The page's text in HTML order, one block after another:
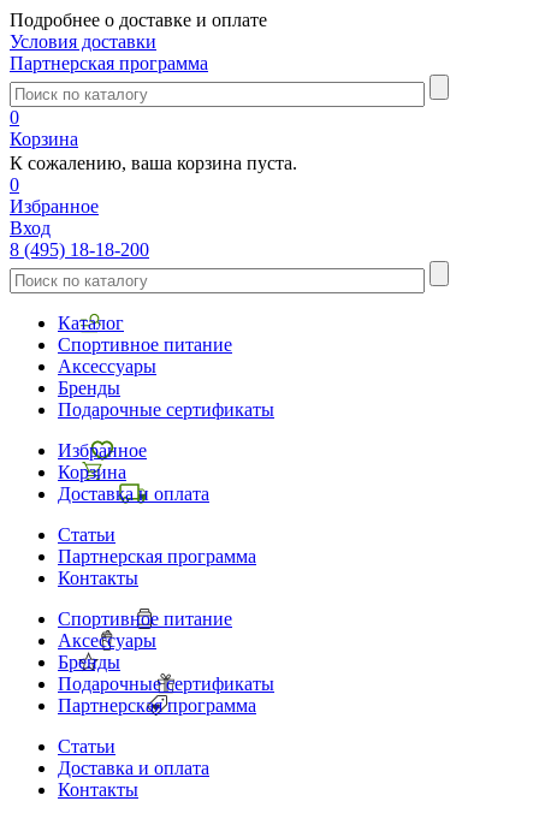
Подробнее о доставке и оплате
Условия доставки
Партнерская программа
0
Корзина
К сожалению, ваша корзина пуста.
0
Избранное
Вход
8 (495) 18-18-200
Каталог
Спортивное питание
Аксессуары
Бренды
Подарочные сертификаты
Избранное
Корзина
Доставка и оплата
Статьи
Партнерская программа
Контакты
Спортивное питание
Аксессуары
Бренды
Подарочные сертификаты
Партнерская программа
Статьи
Доставка и оплата
Контакты